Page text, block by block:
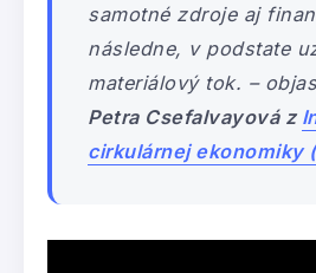
samotné zdroje aj
následne, v podstate
materiálový tok. –
Petra Csefalvayová z
cirkulárnej ekonomiky